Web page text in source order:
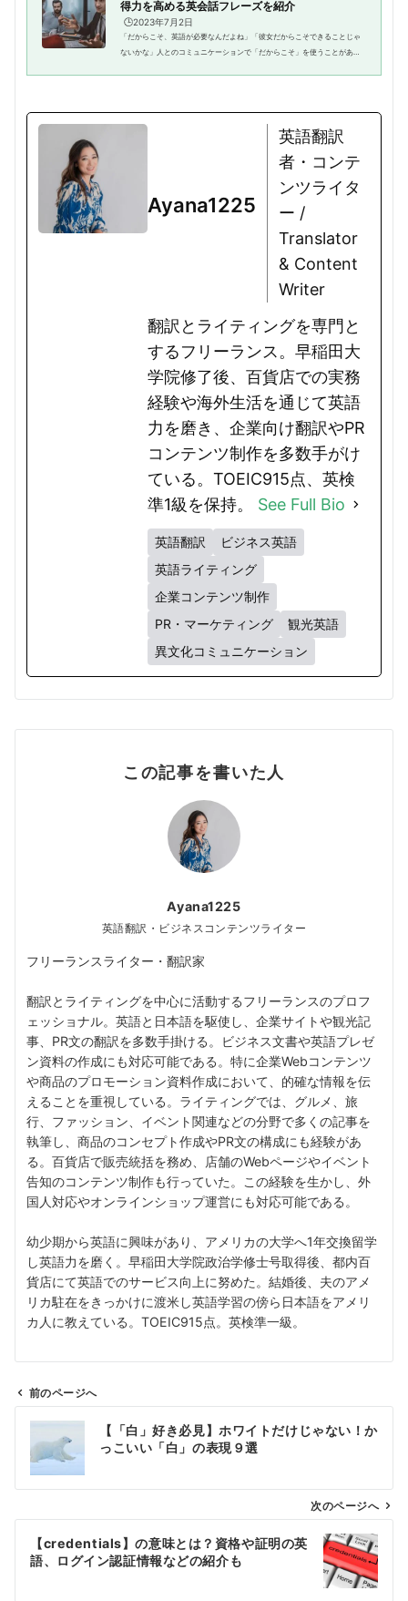
得力を高める英会話フレーズを紹介
🕒️2023年7月2日
「だからこそ、英語が必要なんだよね」「彼女だからこそできることじゃ
ないかな」人とのコミュニケーションで「だからこそ」を使うことがあり
Ayana1225
英語翻訳
者・コンテ
ンツライタ
ー /
Translator
& Content
Writer
翻訳とライティングを専門と
するフリーランス。早稲田大
学院修了後、百貨店での実務
経験や海外生活を通じて英語
力を磨き、企業向け翻訳やPR
コンテンツ制作を多数手がけ
ている。TOEIC915点、英検
準1級を保持。 See Full Bio
英語翻訳
ビジネス英語
英語ライティング
企業コンテンツ制作
PR・マーケティング
観光英語
異文化コミュニケーション
この記事を書いた人
Ayana1225
英語翻訳・ビジネスコンテンツライター
フリーランスライター・翻訳家
翻訳とライティングを中心に活動するフリーランスのプロフ
ェッショナル。英語と日本語を駆使し、企業サイトや観光記
事、PR文の翻訳を多数手掛ける。ビジネス文書や英語プレゼ
ン資料の作成にも対応可能である。特に企業Webコンテンツ
や商品のプロモーション資料作成において、的確な情報を伝
えることを重視している。ライティングでは、グルメ、旅
行、ファッション、イベント関連などの分野で多くの記事を
執筆し、商品のコンセプト作成やPR文の構成にも経験があ
る。百貨店で販売統括を務め、店舗のWebページやイベント
告知のコンテンツ制作も行っていた。この経験を生かし、外
国人対応やオンラインショップ運営にも対応可能である。
幼少期から英語に興味があり、アメリカの大学へ1年交換留学
し英語力を磨く。早稲田大学院政治学修士号取得後、都内百
貨店にて英語でのサービス向上に努めた。結婚後、夫のアメ
リカ駐在をきっかけに渡米し英語学習の傍ら日本語をアメリ
カ人に教えている。TOEIC915点。英検準一級。
前のページへ
【「白」好き必見】ホワイトだけじゃない！か
っこいい「白」の表現９選
次のページへ
【credentials】の意味とは？資格や証明の英
語、ログイン認証情報などの紹介も